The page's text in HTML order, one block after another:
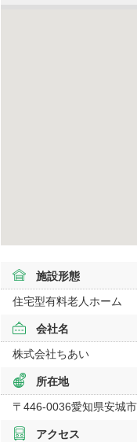
施設形態
住宅型有料老人ホーム
会社名
株式会社ちあい
所在地
〒446-0036愛知県安城
アクセス